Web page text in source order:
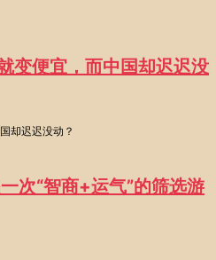
变便宜，而中国却迟迟没
却迟迟没动？
次“智商+运气”的筛选游